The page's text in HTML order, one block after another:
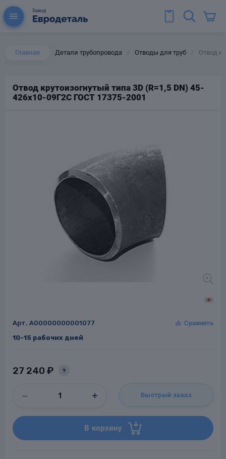
Главная Детали трубопровода Отводы для труб Отвод
Отвод крутоизогнутый типа 3D (R=1,5 DN) 45-
426х10-09Г2С ГОСТ 17375-2001
Арт. A00000000001077
10-15 рабочих дней
27 240 ₽ ?
Быстрый заказ
В корзину
для труб
Тройники стальные
Фланцы стальные